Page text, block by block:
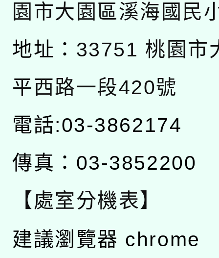
園市大園區溪海國民
地址： 33751 桃園市
平西路一段420號
電話:03-3862174
傳真：03-3852200
【處室分機表】
建議瀏覽器 chrome